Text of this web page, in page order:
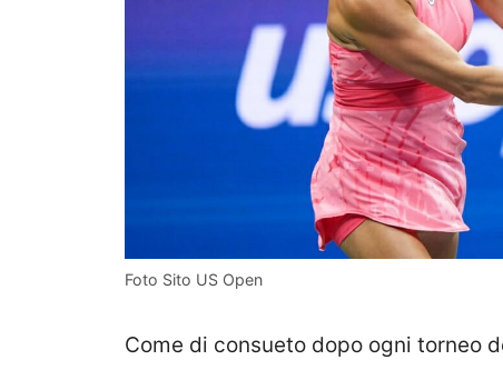
Foto Sito US Open
Come di consueto dopo ogni torneo